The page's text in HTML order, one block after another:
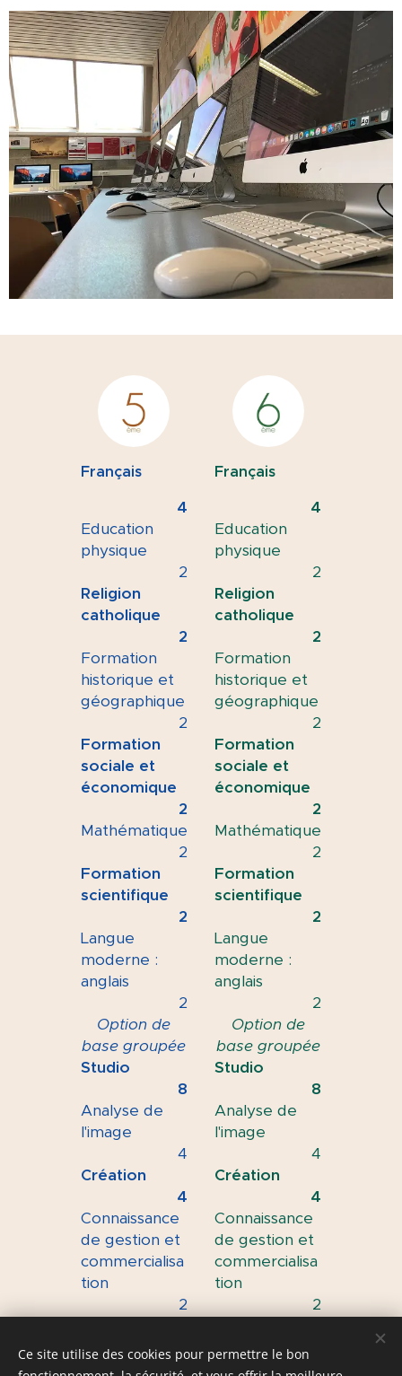
Français
4
Education
physique
2
Religion
catholique
2
Formation
historique et
géographique
2
Formation
sociale et
économique
2
Mathématique
2
Formation
scientifique
2
Langue
moderne :
anglais
2
Option de
base groupée
Studio
8
Analyse de
l'image
4
Création
4
Connaissance
de gestion et
commercialisa
tion
2
Français
4
Education
physique
2
Religion
catholique
2
Formation
historique et
géographique
2
Formation
sociale et
économique
2
Mathématique
2
Formation
scientifique
2
Langue
moderne :
anglais
2
Option de
base groupée
Studio
8
Analyse de
l'image
4
Création
4
Connaissance
de gestion et
commercialisa
tion
2
Ce site utilise des cookies pour permettre le bon